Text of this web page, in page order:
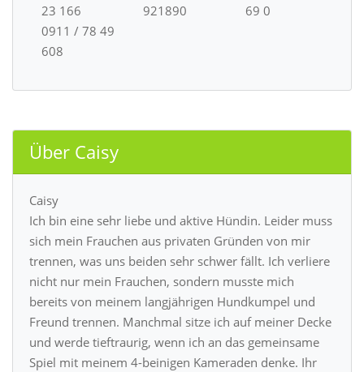
23 166
0911 / 78 49
608
921890
69 0
Über Caisy
Caisy
Ich bin eine sehr liebe und aktive Hündin. Leider muss
sich mein Frauchen aus privaten Gründen von mir
trennen, was uns beiden sehr schwer fällt. Ich verliere
nicht nur mein Frauchen, sondern musste mich
bereits von meinem langjährigen Hundkumpel und
Freund trennen. Manchmal sitze ich auf meiner Decke
und werde tieftraurig, wenn ich an das gemeinsame
Spiel mit meinem 4-beinigen Kameraden denke. Ihr